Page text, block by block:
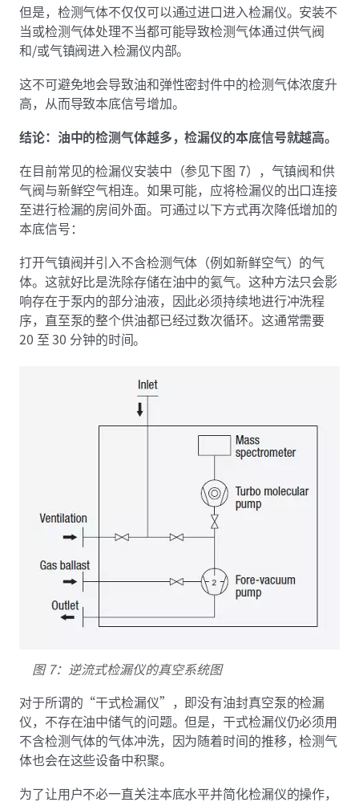
但是，检测气体不仅仅可以通过进口进入检漏仪。安装不
当或检测气体处理不当都可能导致检测气体通过供气阀
和/或气镇阀进入检漏仪内部。
这不可避免地会导致油和弹性密封件中的检测气体浓度升
高，从而导致本底信号增加。
结论：油中的检测气体越多，检漏仪的本底信号就越高。
在目前常见的检漏仪安装中（参见下图 7），气镇阀和供
气阀与新鲜空气相连。如果可能，应将检漏仪的出口连接
至进行检漏的房间外面。可通过以下方式再次降低增加的
本底信号：
打开气镇阀并引入不含检测气体（例如新鲜空气）的气
体。这就好比是洗除存储在油中的氦气。这种方法只会影
响存在于泵内的部分油液，因此必须持续地进行冲洗程
序，直至泵的整个供油都已经过数次循环。这通常需要
20 至 30 分钟的时间。
图 7：逆流式检漏仪的真空系统图
对于所谓的“干式检漏仪”，即没有油封真空泵的检漏
仪，不存在油中储气的问题。但是，干式检漏仪仍必须用
不含检测气体的气体冲洗，因为随着时间的推移，检测气
体也会在这些设备中积聚。
为了让用户不必一直关注本底水平并简化检漏仪的操作，